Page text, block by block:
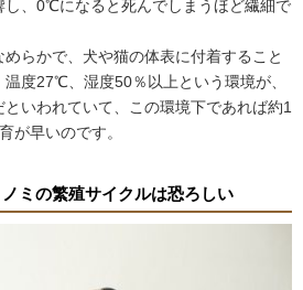
し、0℃になると死んでしまうほど繊細で
らかで、犬や猫の体表に付着すること
度27℃、湿度50％以上という環境が、
といわれていて、この環境下であれば約1
が早いのです。
ミの繁殖サイクルは恐ろしい